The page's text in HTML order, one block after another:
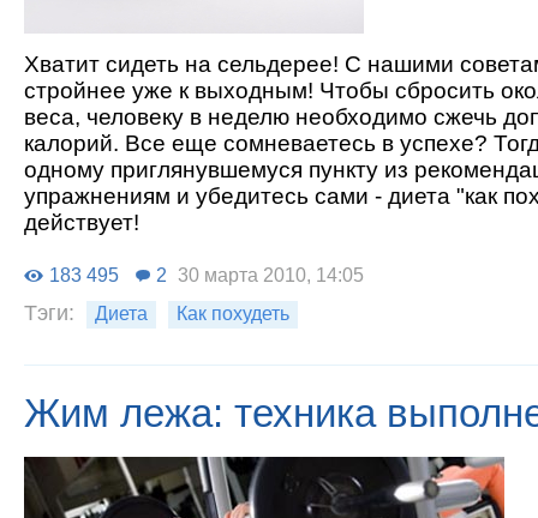
Хватит сидеть на сельдерее! С нашими
стройнее уже к выходным! Чтобы сбросить
веса, человеку в неделю необходимо сжечь
калорий. Все еще сомневаетесь в успехе?
одному приглянувшемуся пункту из
упражнениям и убедитесь сами - диета "как
действует!
183 495 2 30 марта 2010, 14:05
Тэги: Диета Как похудеть
Жим лежа: техника